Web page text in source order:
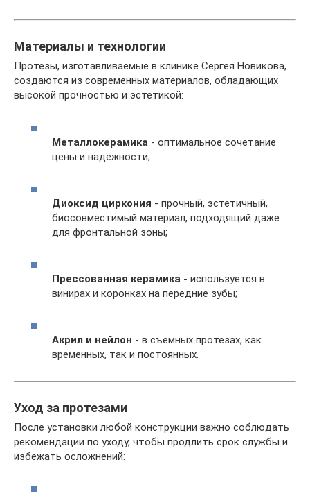
Материалы и технологии
Протезы, изготавливаемые в клинике Сергея Новикова,
создаются из современных материалов, обладающих
высокой прочностью и эстетикой:
Металлокерамика - оптимальное сочетание
цены и надёжности;
Диоксид циркония - прочный, эстетичный,
биосовместимый материал, подходящий даже
для фронтальной зоны;
Прессованная керамика - используется в
винирах и коронках на передние зубы;
Акрил и нейлон - в съёмных протезах, как
временных, так и постоянных.
Уход за протезами
После установки любой конструкции важно соблюдать
рекомендации по уходу, чтобы продлить срок службы и
избежать осложнений: